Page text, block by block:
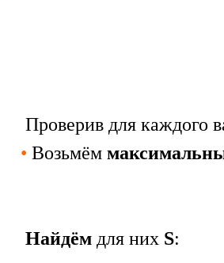
Проверив для каждого
• Возьмём
Найдём для них S: